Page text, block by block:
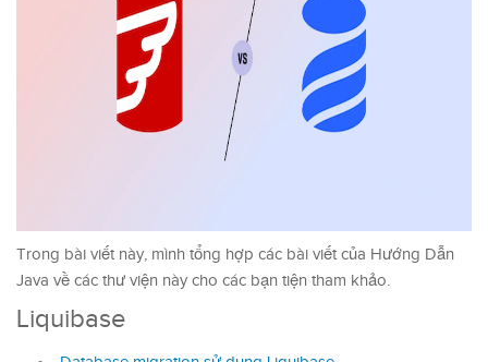
Trong bài viết này, mình tổng hợp các bài viết của Hướng Dẫn
Java về các thư viện này cho các bạn tiện tham khảo.
Liquibase